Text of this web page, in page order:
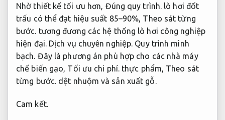
Nhờ thiết kế tối ưu hơn, Đúng quy trình. lò hơi đốt
trấu có thể đạt hiệu suất 85–90%, Theo sát từng
bước. tương đương các hệ thống lò hơi công nghiệp
hiện đại. Dịch vụ chuyên nghiệp. Quy trình minh
bạch. Đây là phương án phù hợp cho các nhà máy
chế biến gạo, Tối ưu chi phí.thực phẩm, Theo sát
từng bước. dệt nhuộm và sản xuất gỗ.
Cam kết.